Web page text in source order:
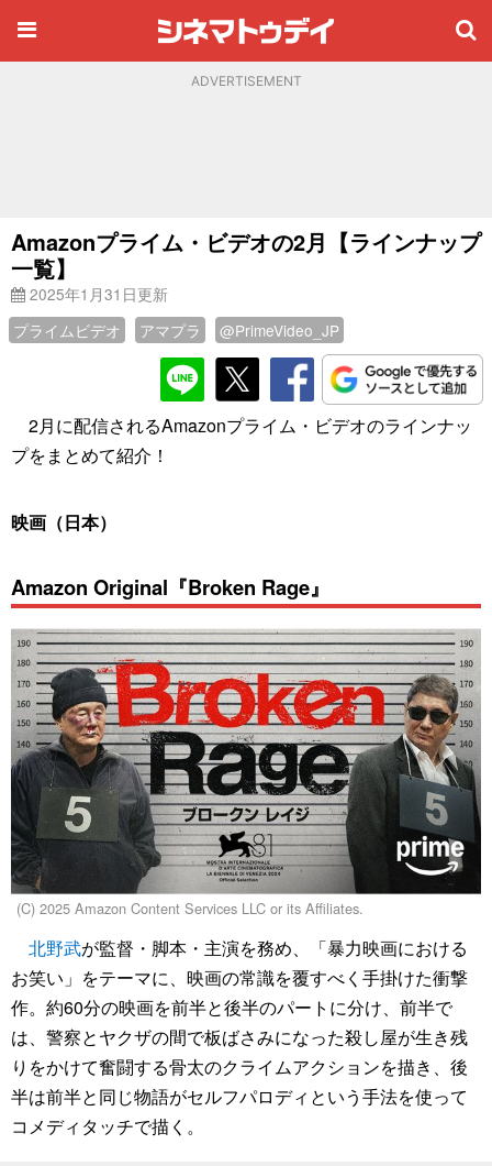
ADVERTISEMENT
Amazonプライム・ビデオの2月【ラインナップ
一覧】
2025年1月31日更新
プライムビデオ
アマプラ @PrimeVideo_JP
2月に配信されるAmazonプライム・ビデオのラインナッ
プをまとめて紹介！
映画（日本）
Amazon Original『Broken Rage』
(C) 2025 Amazon Content Services LLC or its Affiliates.
北野武が監督・脚本・主演を務め、「暴力映画における
お笑い」をテーマに、映画の常識を覆すべく手掛けた衝撃
作。約60分の映画を前半と後半のパートに分け、前半で
は、警察とヤクザの間で板ばさみになった殺し屋が生き残
りをかけて奮闘する骨太のクライムアクションを描き、後
半は前半と同じ物語がセルフパロディという手法を使って
コメディタッチで描く。